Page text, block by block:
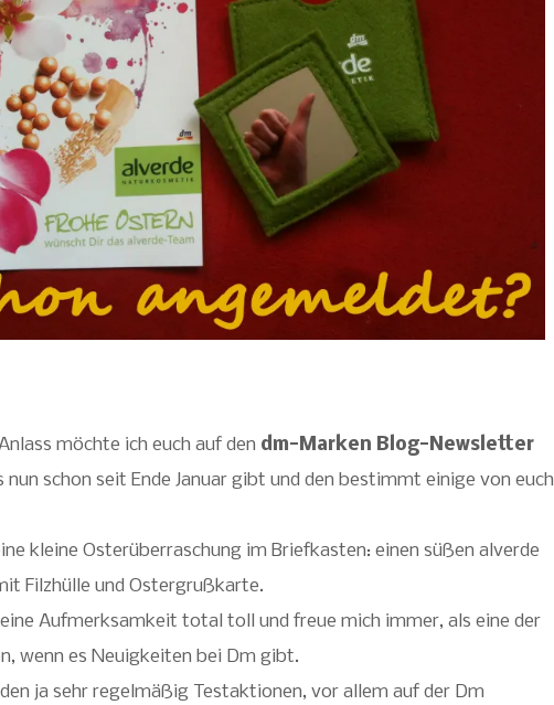
möchte ich euch auf den dm-Marken Blog-Newsletter
nun schon seit Ende Januar gibt und den bestimmt einige von euch
kleine Osterüberraschung im Briefkasten: einen süßen alverde
Filzhülle und Ostergrußkarte.
Aufmerksamkeit total toll und freue mich immer, als eine der
wenn es Neuigkeiten bei Dm gibt.
ja sehr regelmäßig Testaktionen, vor allem auf der Dm